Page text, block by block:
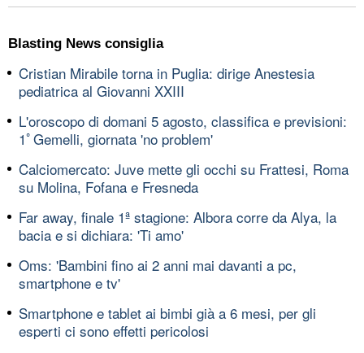
Blasting News consiglia
Cristian Mirabile torna in Puglia: dirige Anestesia
pediatrica al Giovanni XXIII
L'oroscopo di domani 5 agosto, classifica e previsioni:
1ﾟGemelli, giornata 'no problem'
Calciomercato: Juve mette gli occhi su Frattesi, Roma
su Molina, Fofana e Fresneda
Far away, finale 1ª stagione: Albora corre da Alya, la
bacia e si dichiara: 'Ti amo'
Oms: 'Bambini fino ai 2 anni mai davanti a pc,
smartphone e tv'
Smartphone e tablet ai bimbi già a 6 mesi, per gli
esperti ci sono effetti pericolosi